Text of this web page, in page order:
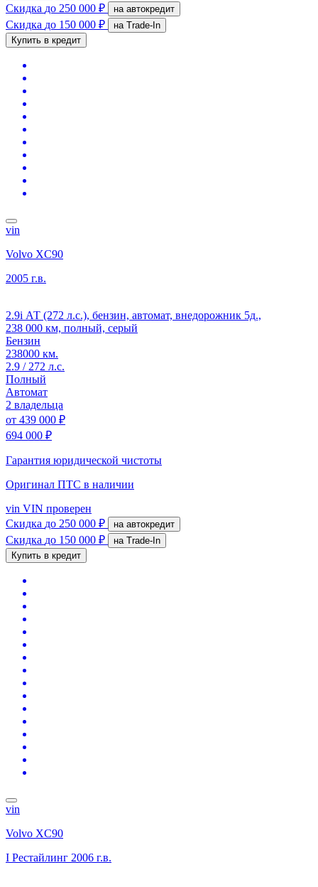
Скидка до 250 000 ₽ на автокредит
Скидка до 150 000 ₽
на Trade-In
Купить в кредит
vin
Volvo XC90
2005 г.в.
2.9i АТ (272 л.с.), бензин, автомат, внедорожник 5д.,
238 000 км, полный, серый
Бензин
238000 км.
2.9 / 272 л.с.
Полный
Автомат
2 владельца
от 439 000 ₽
694 000 ₽
Гарантия юридической чистоты
Оригинал ПТС в наличии
vin VIN проверен
Скидка до 250 000 ₽ на автокредит
Скидка до 150 000 ₽
на Trade-In
Купить в кредит
vin
Volvo XC90
I Рестайлинг 2006 г.в.